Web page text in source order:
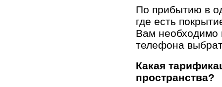
По прибытию в
где есть
Вам необходимо
телефона
Какая
пространства?